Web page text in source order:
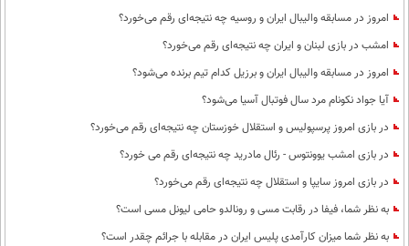
امروز در مسابقه والیبال ایران و روسیه چه نتیجه‌ای رقم می‌خورد؟
امشب در بازی لبنان و ایران چه نتیجه‌ای رقم می‌خورد؟
امروز در مسابقه والیبال ایران و برزیل کدام تیم برنده می‌شود؟
آیا جواد نکونام مرد سال فوتبال آسیا می‌شود؟
در بازی امروز پرسپولیس و استقلال خوزستان چه نتیجه‌ای رقم می‌خورد؟
در بازی امشب یوونتوس - رئال مادرید چه نتیجه‌ای رقم می خورد؟
در بازی امروز سایپا و استقلال چه نتیجه‌ای رقم می‌خورد؟
به نظر شما، فیفا در رقابت مسی و رونالدو حامی لیونل مسی است؟
به نظر شما میزان کارآمدی پلیس ایران در مقابله با جرائم چقدر است؟